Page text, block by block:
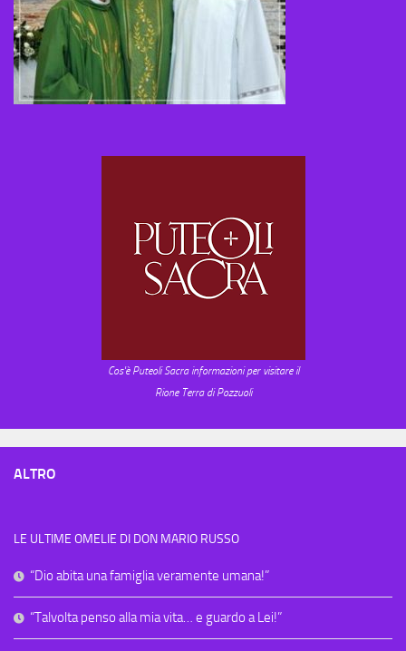
Cos'è Puteoli Sacra informazioni per visitare il
Rione Terra di Pozzuoli
ALTRO
LE ULTIME OMELIE DI DON MARIO RUSSO
“Dio abita una famiglia veramente umana!”
“Talvolta penso alla mia vita… e guardo a Lei!”